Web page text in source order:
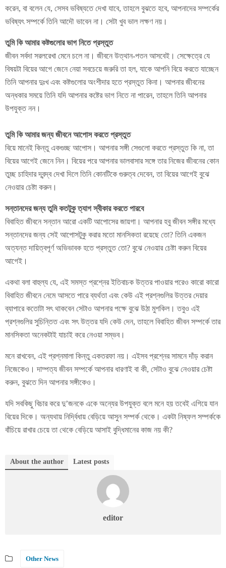
করেন, বা বলেন যে, সেসব ভবিষ্যতে দেখা যাবে, তাহলে বুঝতে হবে, আপনাদের সম্পর্কের
ভবিষ্যৎ সম্পর্কে তিনি আদৌ ভাবেন না। সেটা খুব ভাল লক্ষণ নয়।
তুমি কি আমার কষ্টগুলোর ভাগ নিতে প্রস্তুত
জীবন সর্বদা সরলরেখা মেনে চলে না। জীবনে উত্থান-পতন আসবেই। সেক্ষেত্রে যে
বিষয়টা বিয়ের আগে জেনে নেয়া সবচেয়ে জরুরি তা হল, যাকে আপনি বিয়ে করতে যাচ্ছেন
তিনি আপনার দুঃখ এবং কষ্টগুলোর অংশীদার হতে প্রস্তুত কিনা। আপনার জীবনের
অন্ধকার সময়ে তিনি যদি আপনার কষ্টের ভাগ নিতে না পারেন, তাহলে তিনি আপনার
উপযুক্ত নন।
তুমি কি আমার জন্য জীবনে আপোস করতে প্রস্তুত
বিয়ে মানেই কিন্তু একগুচ্ছ আপোস। আপনার সঙ্গী সেগুলো করতে প্রস্তুত কি না, তা
বিয়ের আগেই জেনে নিন। বিয়ের পরে আপনার ভালবাসার সঙ্গে তার নিজের জীবনের কোন
তুচ্ছ চাহিদার দ্বন্দ্ব দেখা দিলে তিনি কোনটিকে গুরুত্ব দেবেন, তা বিয়ের আগেই বুঝে
নেওয়ার চেষ্টা করুন।
সন্তানদের জন্য তুমি কতটুকু ত্যাগ স্বীকার করতে পারবে
বিবাহিত জীবনে সন্তান আরো একটি আপোসের জায়গা। আপনার হবু জীবন সঙ্গীর মধ্যে
সন্তানদের জন্য সেই আপোসটুকু করার মতো মানসিকতা রয়েছে তো? তিনি একজন
অত্যন্ত দায়িত্বপূর্ণ অভিভাবক হতে প্রস্তুত তো? বুঝে নেওয়ার চেষ্টা করুন বিয়ের
আগেই।
একথা বলা বাহুল্য যে, এই সমস্ত প্রশ্নের ইতিবাচক উত্তর পাওয়ার পরেও কারো কারো
বিবাহিত জীবনে নেমে আসতে পারে ব্যর্থতা এবং কেউ এই প্রশ্নগুলির উত্তর দেয়ার
ব্যাপারে কতোটা সৎ থাকবেন সেটাও আপনার পক্ষে বুঝে উঠা মুশকিল। তবুও এই
প্রশ্নগুলির সুচিন্তিত এবং সৎ উত্তর যদি কেউ দেন, তাহলে বিবাহিত জীবন সম্পর্কে তার
মানসিকতা অনেকটাই যাচাই করে নেওয়া সম্ভব।
মনে রাখবেন, এই প্রশ্নমালা কিন্তু একতরফা নয়। এইসব প্রশ্নের সামনে দাঁড় করান
নিজেকেও। দাম্পত্য জীবন সম্পর্কে আপনার ধারণাই বা কী, সেটাও বুঝে নেওয়ার চেষ্টা
করুন, বুঝতে দিন আপনার সঙ্গীকেও।
যদি সবকিছু বিচার করে দু’জনকে একে অন্যের উপযুক্ত বলে মনে হয় তবেই এগিয়ে যান
বিয়ের দিকে। অন্যথায় নির্দ্বিধায় বেড়িয়ে আসুন সম্পর্ক থেকে। একটা নিষ্ফল সম্পর্ককে
বাঁচিয়ে রাখার চেয়ে তা থেকে বেড়িয়ে আসাই বুদ্ধিমানের কাজ নয় কী?
About the author Latest posts
editor
Other News